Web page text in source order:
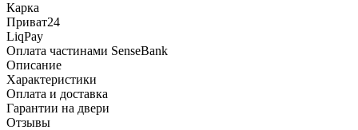
Карка
Приват24
LiqPay
Оплата частинами SenseBank
Описание
Характеристики
Оплата и доставка
Гарантии на двери
Отзывы